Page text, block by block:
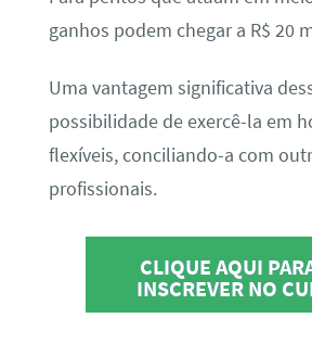
ganhos podem chegar a R$ 20
Uma vantagem significativa
possibilidade de exercê-la em
flexíveis, conciliando-a com
profissionais.
CLIQUE AQUI
INSCREVER NO